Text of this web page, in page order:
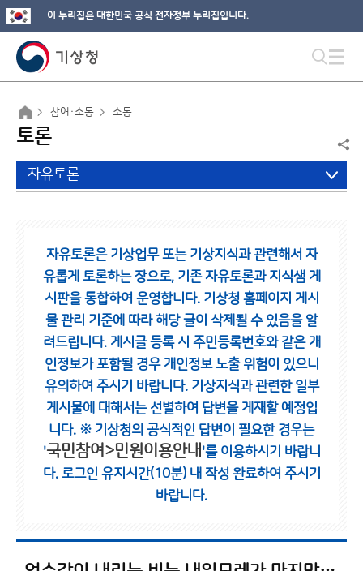
이 누리집은 대한민국 공식 전자정부 누리집입니다.
참여·소통 소통
토론
자유토론
자유토론은 기상업무 또는 기상지식과 관련해서 자
유롭게 토론하는 장으로, 기존 자유토론과 지식샘 게
시판을 통합하여 운영합니다. 기상청 홈페이지 게시
물 관리 기준에 따라 해당 글이 삭제될 수 있음을 알
려드립니다. 게시글 등록 시 주민등록번호와 같은 개
인정보가 포함될 경우 개인정보 노출 위험이 있으니
유의하여 주시기 바랍니다. 기상지식과 관련한 일부
게시물에 대해서는 선별하여 답변을 게재할 예정입
니다. ※ 기상청의 공식적인 답변이 필요한 경우는
'국민참여>민원이용안내 '를 이용하시기 바랍니
다. 로그인 유지시간(10분) 내 작성 완료하여 주시기
바랍니다.